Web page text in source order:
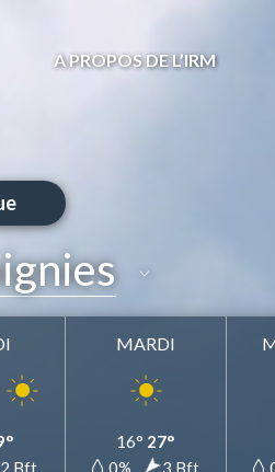
A PROPOS DE L’IRM
mes favoris
2 Bft
MARDI
16° 27°
0%
3 Bft